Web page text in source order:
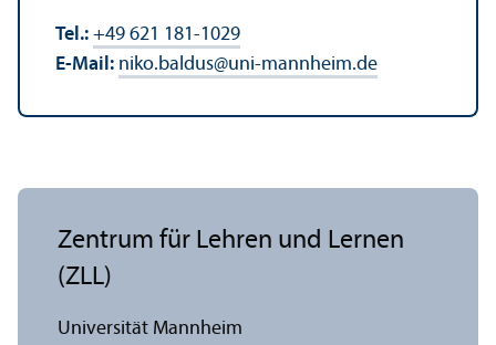
Tel.: +49 621 181-1029
E-Mail: niko.baldus@uni-mannheim.de
Zentrum für Lehren und Lernen
(ZLL)
Universität Mannheim